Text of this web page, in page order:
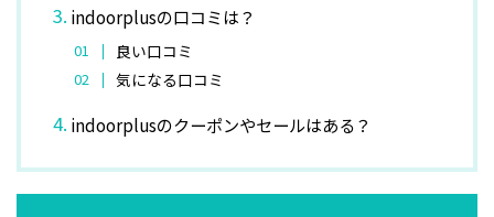
indoorplusの口コミは？
良い口コミ
気になる口コミ
indoorplusのクーポンやセールはある？